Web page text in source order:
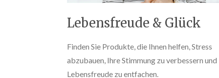
Lebensfreude & Glück
Finden Sie Produkte, die Ihnen helfen, Stress
abzubauen, Ihre Stimmung zu verbessern und
Lebensfreude zu entfachen.